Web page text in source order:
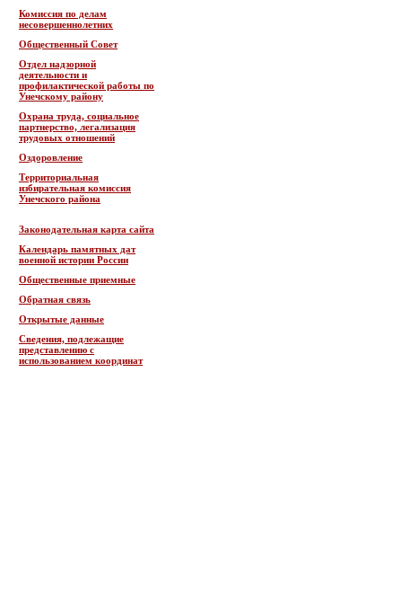
Комиссия по делам
несовершеннолетних
Общественный Совет
Отдел надзорной
деятельности и
профилактической работы по
Унечскому району
Охрана труда, социальное
партнерство, легализация
трудовых отношений
Оздоровление
Территориальная
избирательная комиссия
Унечского района
Законодательная карта сайта
Календарь памятных дат
военной истории России
Общественные приемные
Обратная связь
Открытые данные
Сведения, подлежащие
представлению с
использованием координат